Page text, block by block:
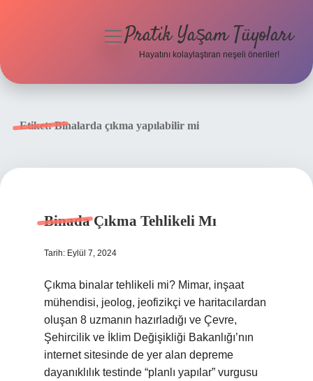
menüyü
Pratik Yaşam Tüyoları
Hayatını kolaylaştıran neşeli öneriler!
Etiket:Binalarda çıkma yapılabilir mi
Binada Çıkma Tehlikeli Mı
Tarih: Eylül 7, 2024
Çıkma binalar tehlikeli mi? Mimar, inşaat
mühendisi, jeolog, jeofizikçi ve haritacılardan
oluşan 8 uzmanın hazırladığı ve Çevre,
Şehircilik ve İklim Değişikliği Bakanlığı’nın
internet sitesinde de yer alan depreme
dayanıklılık testinde “planlı yapılar” vurgusu